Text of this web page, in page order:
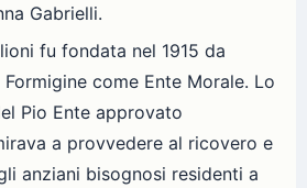
Gabrielli.
fu fondata nel 1915 da
come Ente Morale. Lo
Pio Ente approvato
a provvedere al ricovero e
anziani bisognosi residenti a